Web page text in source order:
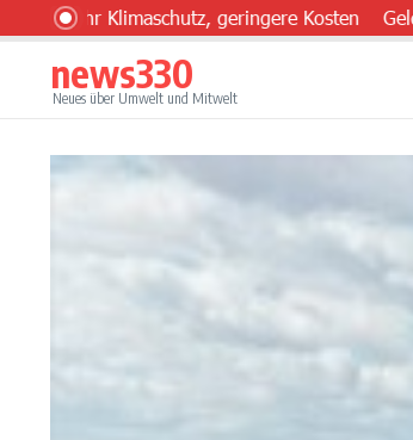
Zum Inhalt springen
Klimaschutz, geringere Kosten Geld für
news330
Neues über Umwelt und Mitwelt